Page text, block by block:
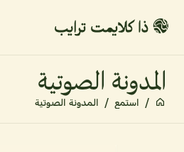
المدونة الصوتية
/ استمع / المدونة الصوتية